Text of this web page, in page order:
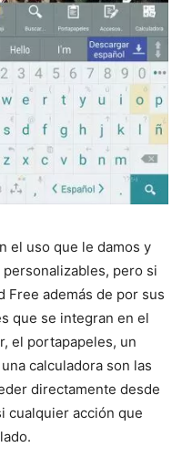
el uso que le damos y
pero si
Free además de por sus
que se integran en el
el portapapeles, un
calculadora son las
directamente desde
cualquier acción que